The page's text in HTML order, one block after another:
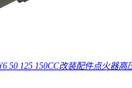
50 125 150CC改装配件点火器高